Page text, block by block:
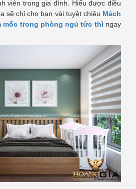
viên trong gia đình. Hiểu được điều
sẽ chỉ cho bạn vài tuyệt chiêu Mách
mốc trong phòng ngủ tức thì ngay